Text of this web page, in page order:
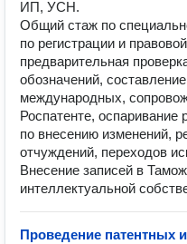
ИП, УСН.
Общий стаж по
по регистрации и
предварительная
обозначений,
международных,
Роспатенте,
по внесению изменений,
отчуждений, переходов
Внесение записей в
интеллектуальной
Проведение патентных